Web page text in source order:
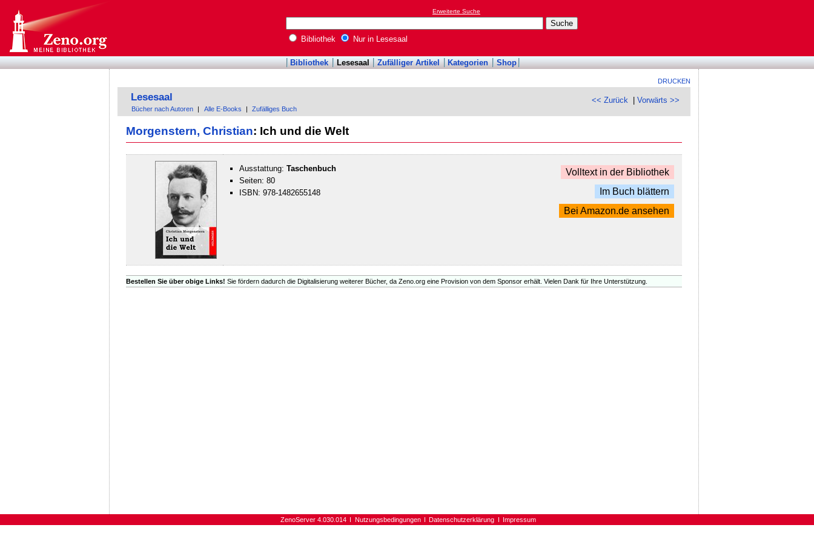
Erweiterte Suche
Bibliothek Nur in Lesesaal
Bibliothek Lesesaal Zufälliger Artikel Kategorien Shop
DRUCKEN
<< Zurück |Vorwärts >>
Lesesaal
Bücher nach Autoren Alle E-Books Zufälliges Buch
Morgenstern, Christian: Ich und die Welt
Ausstattung: Taschenbuch
Seiten: 80
ISBN: 978-1482655148
Volltext in der Bibliothek
Im Buch blättern
Bei Amazon.de ansehen
Bestellen Sie über obige Links! Sie fördern dadurch die Digitalisierung weiterer Bücher, da Zeno.org eine Provision von dem Sponsor erhält. Vielen Dank für Ihre Unterstützung.
ZenoServer 4.030.014 Nutzungsbedingungen Datenschutzerklärung Impressum